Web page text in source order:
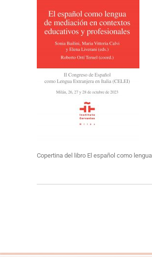
Copertina del libro El español como